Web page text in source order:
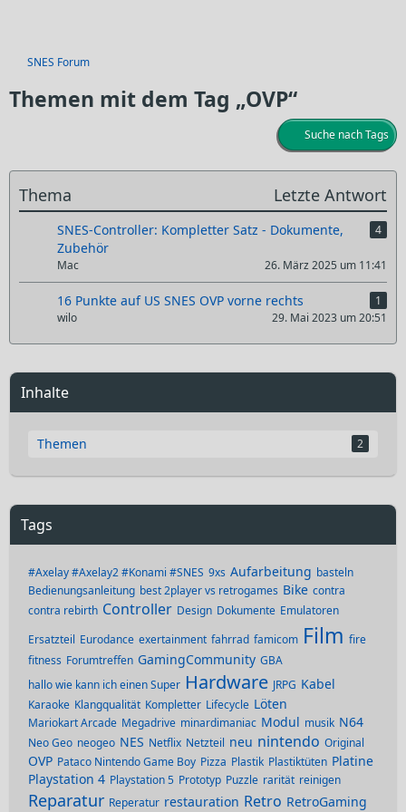
SNES Forum
Themen mit dem Tag „OVP“
Suche nach Tags
Thema Letzte Antwort
SNES-Controller: Kompletter Satz - Dokumente,
Zubehör
4
Mac 26. März 2025 um 11:41
16 Punkte auf US SNES OVP vorne rechts
1
wilo
29. Mai 2023 um 20:51
Inhalte
Themen 2
Tags
#Axelay #Axelay2 #Konami #SNES 9xs Aufarbeitung basteln
Bedienungsanleitung best 2player vs retrogames Bike contra
contra rebirth Controller Design Dokumente Emulatoren
Ersatzteil Eurodance exertainment fahrrad famicom Film fire
fitness Forumtreffen GamingCommunity GBA
hallo wie kann ich einen Super Hardware JRPG Kabel
Karaoke Klangqualität Kompletter Lifecycle Löten
Mariokart Arcade Megadrive minardimaniac Modul musik N64
Neo Geo neogeo NES Netflix Netzteil neu nintendo Original
OVP Pataco Nintendo Game Boy Pizza Plastik Plastiktüten Platine
Playstation 4 Playstation 5 Prototyp Puzzle rarität reinigen
Reparatur Reperatur restauration Retro RetroGaming